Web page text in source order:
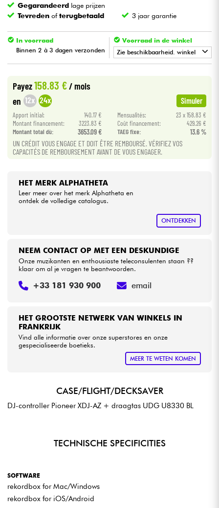
Blaasinstrument
Viool & Quatuor
Kabels & toebehoren
HiFi
Sets
Gegarandeerd lage prijzen
Tevreden ofterugbetaald 3 jaar garantie
In voorraad
Binnen 2 à 3 dagen verzonden
Voorraad in de winkel
Zie beschikbaarheid. winkel
Star'SMusic TOULOUSE
Payez158.83 €/ mois
en 12x 24x Simuler
Apport initial: 140.17 € Mensualités:
23 x 158.83 €
Montant financement:
3223.83 € Coût financement:
429.26 €
Montant total dù:
3653.09 € TAEG fixe: 13.6 %
UN CRÉDIT VOUS ENGAGE ET DOIT ÊTRE REMBOURSÉ. VÉRIFIEZ VOS
CAPACITÉS DE REMBOURSEMENT AVANT DE VOUS ENGAGER.
HET MERK ALPHATHETA
Leer meer over het merk Alphatheta en
ontdek de volledige catalogus.
ONTDEKKEN
HET GROOTSTE NETWERK VAN WINKELS IN
FRANKRIJK
Vind alle informatie over onze superstores en onze
gespecialiseerde boetieks.
MEER TE WETEN KOMEN
NEEM CONTACT OP MET EEN DESKUNDIGE
Onze muzikanten en enthousiaste teleconsulenten staan ??
klaar om al je vragen te beantwoorden.
+33 181 930 900 email
CASE/FLIGHT/DECKSAVER
DJ-controller Pioneer XDJ-AZ + draagtas UDG U8330 BL
TECHNISCHE SPECIFICITIES
SOFTWARE
rekordbox for Mac/Windows
rekordbox for iOS/Android